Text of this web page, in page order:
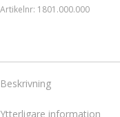
Artikelnr: 1801.000.000
Beskrivning
Ytterligare information